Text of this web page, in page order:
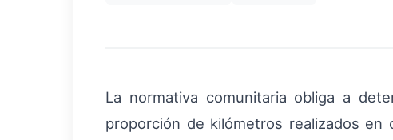
La normativa comunitaria obliga a
proporción de kilómetros realizados en